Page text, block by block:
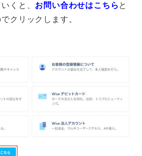
くと、 お問い合わせはこちら と
クリックします。